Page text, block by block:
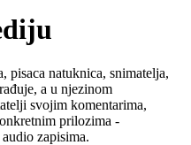
pisaca natuknica, snimatelja,
a u njezinom
svojim komentarima,
prilozima -
zapisima.